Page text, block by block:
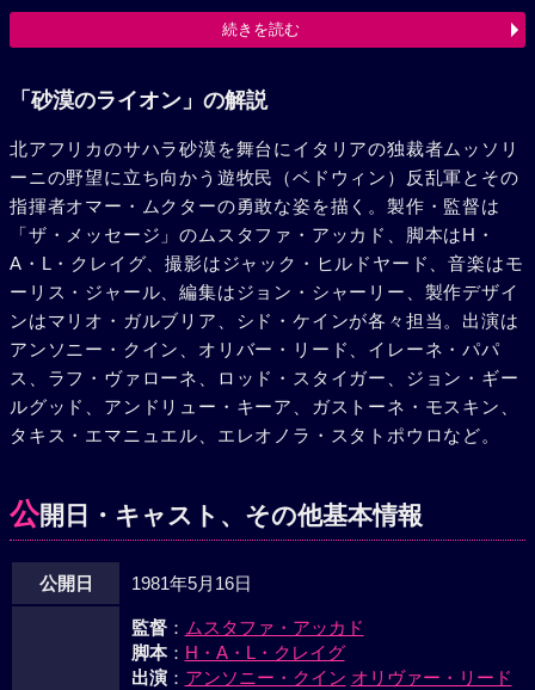
参加を決意した。村が奇襲されたことを知ったムクターは、
急拠村に向かい敵を倒した。人々に迎えられたムクターは、
子アリを養子にした。やがて、グラツィアーニが宣戦を布告
るベドウィンの民たち。グラツィアーニは、ディオデーチェ
大佐（ラフ・ヴァローネ）をムククーとの会見に派遣した。
やがてイタリア軍はクフラを陥落させ、さらにムクターの友
シャリフ（ジョン・ギールグッド）を降伏勧告の使者として
送るが、ムククーは、彼の申し出をことわる。ワディ・エ
ル・クラの山峡を戦略地点に選びイタリア軍を攻撃するムク
ターたち。焦ったグラツィアーニは有刺鉄線の柵でベドウィ
ンを幽閉し彼らの糧食を絶った。劣勢の反乱軍。遂にムクタ
ーは捕えられ、ベンガジで開かれた軍事法廷では彼の死刑が
告げられた。1931年9月16日午前11時。ムクターは、多くの
ベドウィンの民たちが見守る前で、処刑されていった。しか
せるのだった。
続きを読む
「砂漠のライオン」の解説
北アフリカのサハラ砂漠を舞台にイタリアの独裁者ムッソリ
ーニの野望に立ち向かう遊牧民（ベドウィン）反乱軍とその
指揮者オマー・ムクターの勇敢な姿を描く。製作・監督は
「ザ・メッセージ」のムスタファ・アッカド、脚本はH・
A・L・クレイグ、撮影はジャック・ヒルドヤード、音楽はモ
ーリス・ジャール、編集はジョン・シャーリー、製作デザイ
ンはマリオ・ガルブリア、シド・ケインが各々担当。出演は
アンソニー・クイン、オリバー・リード、イレーネ・パパ
ス、ラフ・ヴァローネ、ロッド・スタイガー、ジョン・ギー
ルグッド、アンドリュー・キーア、ガストーネ・モスキン、
タキス・エマニュエル、エレオノラ・スタトポウロなど。
公開日・キャスト、その他基本情報
公開日 1981年5月16日
監督： ムスタファ・アッカド
脚本： H・A・L・クレイグ
出演： アンソニー・クイン オリヴァー・リード